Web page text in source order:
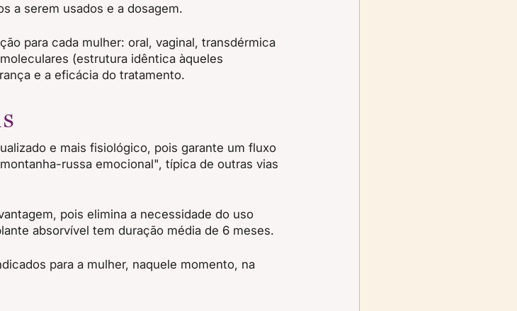
a serem usados e a dosagem.
para cada mulher: oral, vaginal, transdérmica
(estrutura idêntica àqueles
e a eficácia do tratamento.
e mais fisiológico, pois garante um fluxo
russa emocional", típica de outras vias
pois elimina a necessidade do uso
absorvível tem duração média de 6 meses.
para a mulher, naquele momento, na